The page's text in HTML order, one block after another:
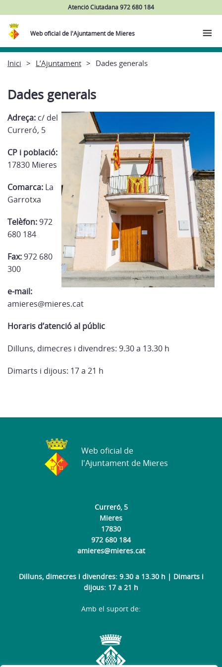
Atenció Ciutadana 972 680 184
Web oficial de l'Ajuntament de Mieres
Inici L’Ajuntament Dades generals
Dades generals
Adreça: c/ del
Curreró, 5
CP i població:
17830 Mieres
Comarca: La
Garrotxa
Telèfon:972
680 184
Fax:972 680
300
e-mail:
amieres@mieres.cat
Horaris d’atenció al públic
Dilluns, dimecres i divendres: 9.30 a 13.30 h
Dimarts i dijous: 17 a 21 h
Curreró, 5
Mieres
17830
972 680 184
amieres@mieres.cat
Dilluns, dimecres i divendres: 9.30 a 13.30 h | Dimarts i
dijous: 17 a 21 h
Web oficial de
l'Ajuntament de Mieres
Amb el suport de: